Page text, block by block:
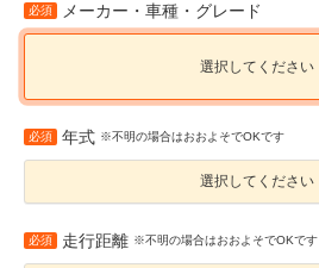
必須 メーカー・車種・グレード
選択してください
必須 年式 ※不明の場合はおおよそでOKです
選択してください
必須 走行距離 ※不明の場合はおおよそでOKです